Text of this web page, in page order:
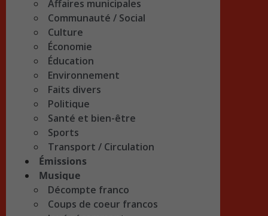
Affaires municipales
Communauté / Social
Culture
Économie
Éducation
Environnement
Faits divers
Politique
Santé et bien-être
Sports
Transport / Circulation
Émissions
Musique
Décompte franco
Coups de coeur francos